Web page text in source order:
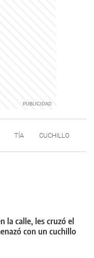
TÍA CUCHILLO
la calle, les cruzó el
con un cuchillo